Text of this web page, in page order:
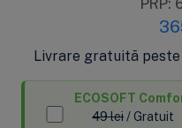
Livrare gratuită
ECOSOFT
49 lei/ Gratuit